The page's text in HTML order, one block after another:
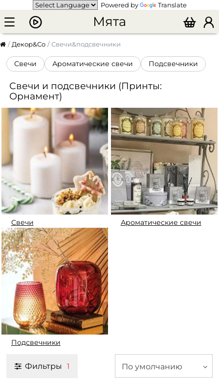
Powered by Translate
Мята
Декор&Co Свечи&подсвечники
Свечи Ароматические свечи Подсвечники
Свечи и подсвечники (Принты:
Орнамент)
Свечи Ароматические свечи
Подсвечники
Фильтры 1 По умолчанию